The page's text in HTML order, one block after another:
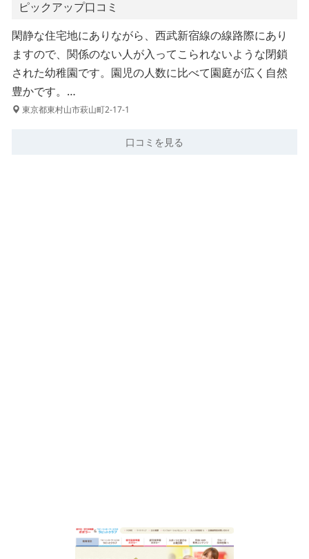
ピックアップ口コミ
閑静な住宅地にありながら、西武新宿線の線路際にあり
ますので、関係のない人が入ってこられないような閉鎖
された幼稚園です。園児の人数に比べて園庭が広く自然
豊かです。…
東京都東村山市萩山町2-17-1
口コミを見る